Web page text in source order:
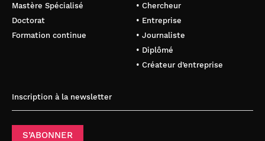
Mastère Spécialisé
Doctorat
Formation continue
• Chercheur
• Entreprise
• Journaliste
• Diplômé
• Créateur d’entreprise
Inscription à la newsletter
S’ABONNER